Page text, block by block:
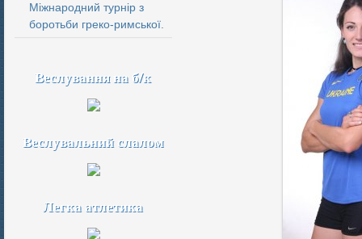
Міжнародний турнір з
боротьби греко-римської.
Веслування на б/к
Веслувальний слалом
Легка атлетика